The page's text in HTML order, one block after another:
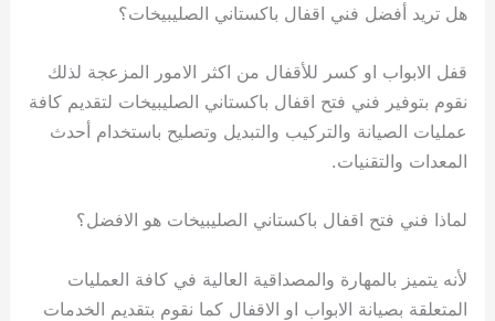
هل تريد أفضل فني اقفال باكستاني الصليبيخات؟
قفل الابواب او كسر للأقفال من اكثر الامور المزعجة لذلك
نقوم بتوفير فني فتح اقفال باكستاني الصليبيخات لتقديم كافة
عمليات الصيانة والتركيب والتبديل وتصليح باستخدام أحدث
المعدات والتقنيات.
لماذا فني فتح اقفال باكستاني الصليبيخات هو الافضل؟
لأنه يتميز بالمهارة والمصداقية العالية في كافة العمليات
المتعلقة بصيانة الابواب او الاقفال كما نقوم بتقديم الخدمات